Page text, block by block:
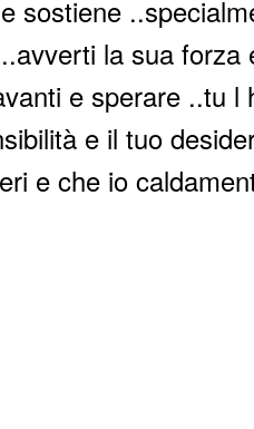
sostiene
la sua forza
e sperare ..tu l
e il tuo
e che io